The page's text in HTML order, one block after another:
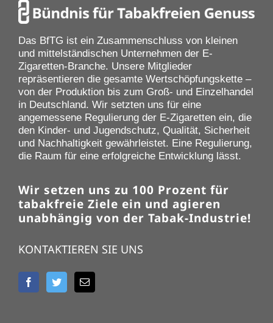
Das BfTG ist ein Zusammenschluss von kleinen
und mittelständischen Unternehmen der E-
Zigaretten-Branche. Unsere Mitglieder
repräsentieren die gesamte Wertschöpfungskette –
von der Produktion bis zum Groß- und Einzelhandel
in Deutschland. Wir setzten uns für eine
angemessene Regulierung der E-Zigaretten ein, die
den Kinder- und Jugendschutz, Qualität, Sicherheit
und Nachhaltigkeit gewährleistet. Eine Regulierung,
die Raum für eine erfolgreiche Entwicklung lässt.
Wir setzen uns zu 100 Prozent für
tabakfreie Ziele ein und agieren
unabhängig von der Tabak-Industrie!
KONTAKTIEREN SIE UNS